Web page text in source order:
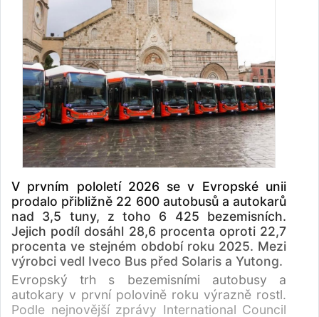
V prvním pololetí 2026 se v Evropské unii
prodalo přibližně 22 600 autobusů a autokarů
nad 3,5 tuny, z toho 6 425 bezemisních.
Jejich podíl dosáhl 28,6 procenta oproti 22,7
procenta ve stejném období roku 2025. Mezi
výrobci vedl Iveco Bus před Solaris a Yutong.
Evropský trh s bezemisními autobusy a
autokary v první polovině roku výrazně rostl.
Podle nejnovější zprávy International Council